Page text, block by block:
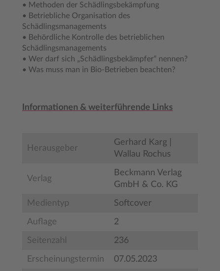
• Methoden der Schädlingsbekämpfung
• Betriebliche Organisation des
Schädlingsmanagements
• Behördliche Kontrolle des betrieblichen
Schädlingsmanagements
• Wer darf sich „Schädlingsbekämpfer“ nennen?
• Was muss man in Bio-Betrieben beachten?
Informationen & weiterführende Links
Herausgeber
Gerhard Karg |
Wallau Rochus
Verlag
Beckmann Verlag
GmbH & Co. KG
Medientyp Softcover
Auflage 2
Seitenzahl 236
Erscheinungstermin 07.05.2023